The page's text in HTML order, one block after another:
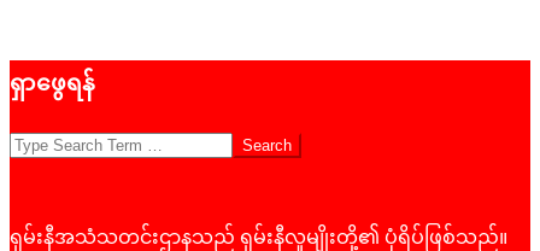
to
ရှာဖွေရန်
Search
ရှမ်းနီအသံသတင်းဌာနသည် ရှမ်းနီလူမျိုးတို့၏ ပုံရိပ်ဖြစ်သည်။